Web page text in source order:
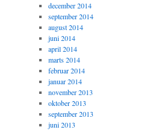
december 2014
september 2014
august 2014
juni 2014
april 2014
marts 2014
februar 2014
januar 2014
november 2013
oktober 2013
september 2013
juni 2013